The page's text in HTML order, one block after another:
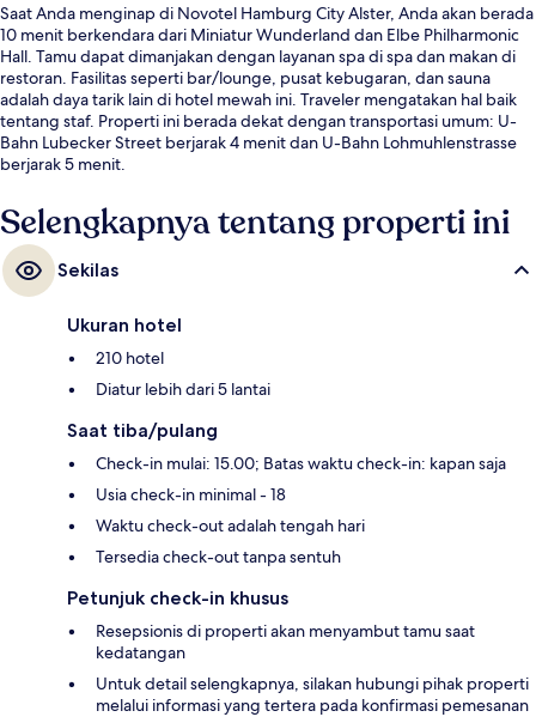
Saat Anda menginap di Novotel Hamburg City Alster, Anda akan berada
10 menit berkendara dari Miniatur Wunderland dan Elbe Philharmonic
Hall. Tamu dapat dimanjakan dengan layanan spa di spa dan makan di
restoran. Fasilitas seperti bar/lounge, pusat kebugaran, dan sauna
adalah daya tarik lain di hotel mewah ini. Traveler mengatakan hal baik
tentang staf. Properti ini berada dekat dengan transportasi umum: U-
Bahn Lubecker Street berjarak 4 menit dan U-Bahn Lohmuhlenstrasse
berjarak 5 menit.
Selengkapnya tentang properti ini
Sekilas
Ukuran hotel
210 hotel
Diatur lebih dari 5 lantai
Saat tiba/pulang
Check-in mulai: 15.00; Batas waktu check-in: kapan saja
Usia check-in minimal - 18
Waktu check-out adalah tengah hari
Tersedia check-out tanpa sentuh
Petunjuk check-in khusus
Resepsionis di properti akan menyambut tamu saat
kedatangan
Untuk detail selengkapnya, silakan hubungi pihak properti
melalui informasi yang tertera pada konfirmasi pemesanan